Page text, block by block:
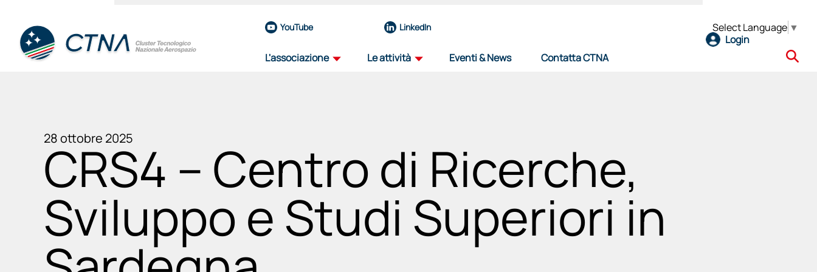
YouTube LinkedIn
L'associazione
team
eccellenze del nostro nucleo operativo
governance
organi e funzioni
associati
una rete di forze guidata dall'innovazione
Le attività
iniziative
progetti per il futuro del settore
viaggio tra i distretti
progetto itinerante per il decennale del CTNA
education
sosteniamo il talento, plasmiamo il futuro
Eventi & News Contatta CTNA
Select Language ▼
Login
28 ottobre 2025
CRS4 – Centro di Ricerche,
Sviluppo e Studi Superiori in